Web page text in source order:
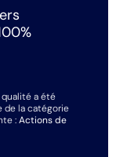
a été
de la catégorie
:Actions de